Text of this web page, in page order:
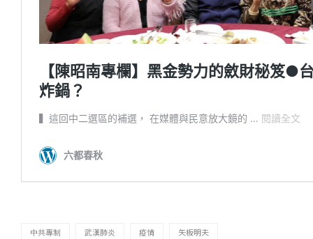
中共專制 武漢肺炎 疫情 矢板明夫